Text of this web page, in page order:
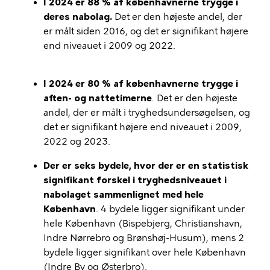
I 2024 er 88 % af københavnerne trygge i
deres nabolag. Det er den højeste andel, der
er målt siden 2016, og det er signifikant højere
end niveauet i 2009 og 2022.
I 2024 er 80 % af københavnerne trygge i
aften- og nattetimerne. Det er den højeste
andel, der er målt i tryghedsundersøgelsen, og
det er signifikant højere end niveauet i 2009,
2022 og 2023.
Der er seks bydele, hvor der er en statistisk
signifikant forskel i tryghedsniveauet i
nabolaget sammenlignet med hele
København. 4 bydele ligger signifikant under
hele København (Bispebjerg, Christianshavn,
Indre Nørrebro og Brønshøj-Husum), mens 2
bydele ligger signifikant over hele København
(Indre By og Østerbro).